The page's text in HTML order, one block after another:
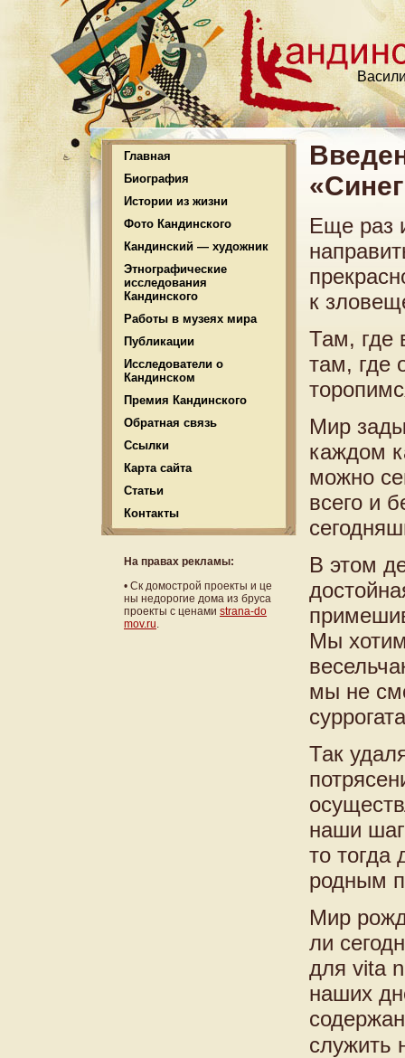
Главная
Биография
Истории из жизни
Фото Кандинского
Кандинский — художник
Этнографические
исследования
Кандинского
Работы в музеях мира
Публикации
Исследователи о
Кандинском
Премия Кандинского
Обратная связь
Ссылки
Карта сайта
Статьи
Контакты
На правах рекламы:
• Ск домострой проекты и це
ны недорогие дома из бруса
проекты с ценами strana-do
mov.ru
Еще раз
к
Там, где
там, где
Мир
каждом
можно
всего и
В этом
Мы
мы не
Так
наши
то тогда
родным
Мир
ли
для vita
наших
служить